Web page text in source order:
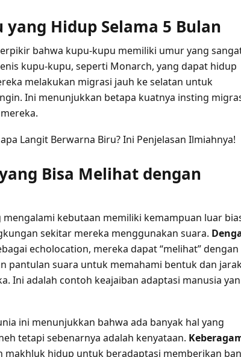
yang Hidup Selama 5 Bulan
bahwa kupu-kupu memiliki umur yang
kupu-kupu, seperti Monarch, yang dapat hidup
melakukan migrasi jauh ke selatan untuk
Ini menunjukkan betapa kuatnya insting
Langit Berwarna Biru? Ini Penjelasan Ilmiahnya!
Bisa Melihat dengan
mengalami kebutaan memiliki kemampuan luar
sekitar mereka menggunakan suara.
echolocation, mereka dapat “melihat” dengan
pantulan suara untuk memahami bentuk dan
Ini adalah contoh keajaiban adaptasi manusia
ini menunjukkan bahwa ada banyak hal yang
tetapi sebenarnya adalah kenyataan.
makhluk hidup untuk beradaptasi memberikan